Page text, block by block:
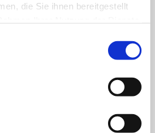
die Sie ihnen bereitgestellt